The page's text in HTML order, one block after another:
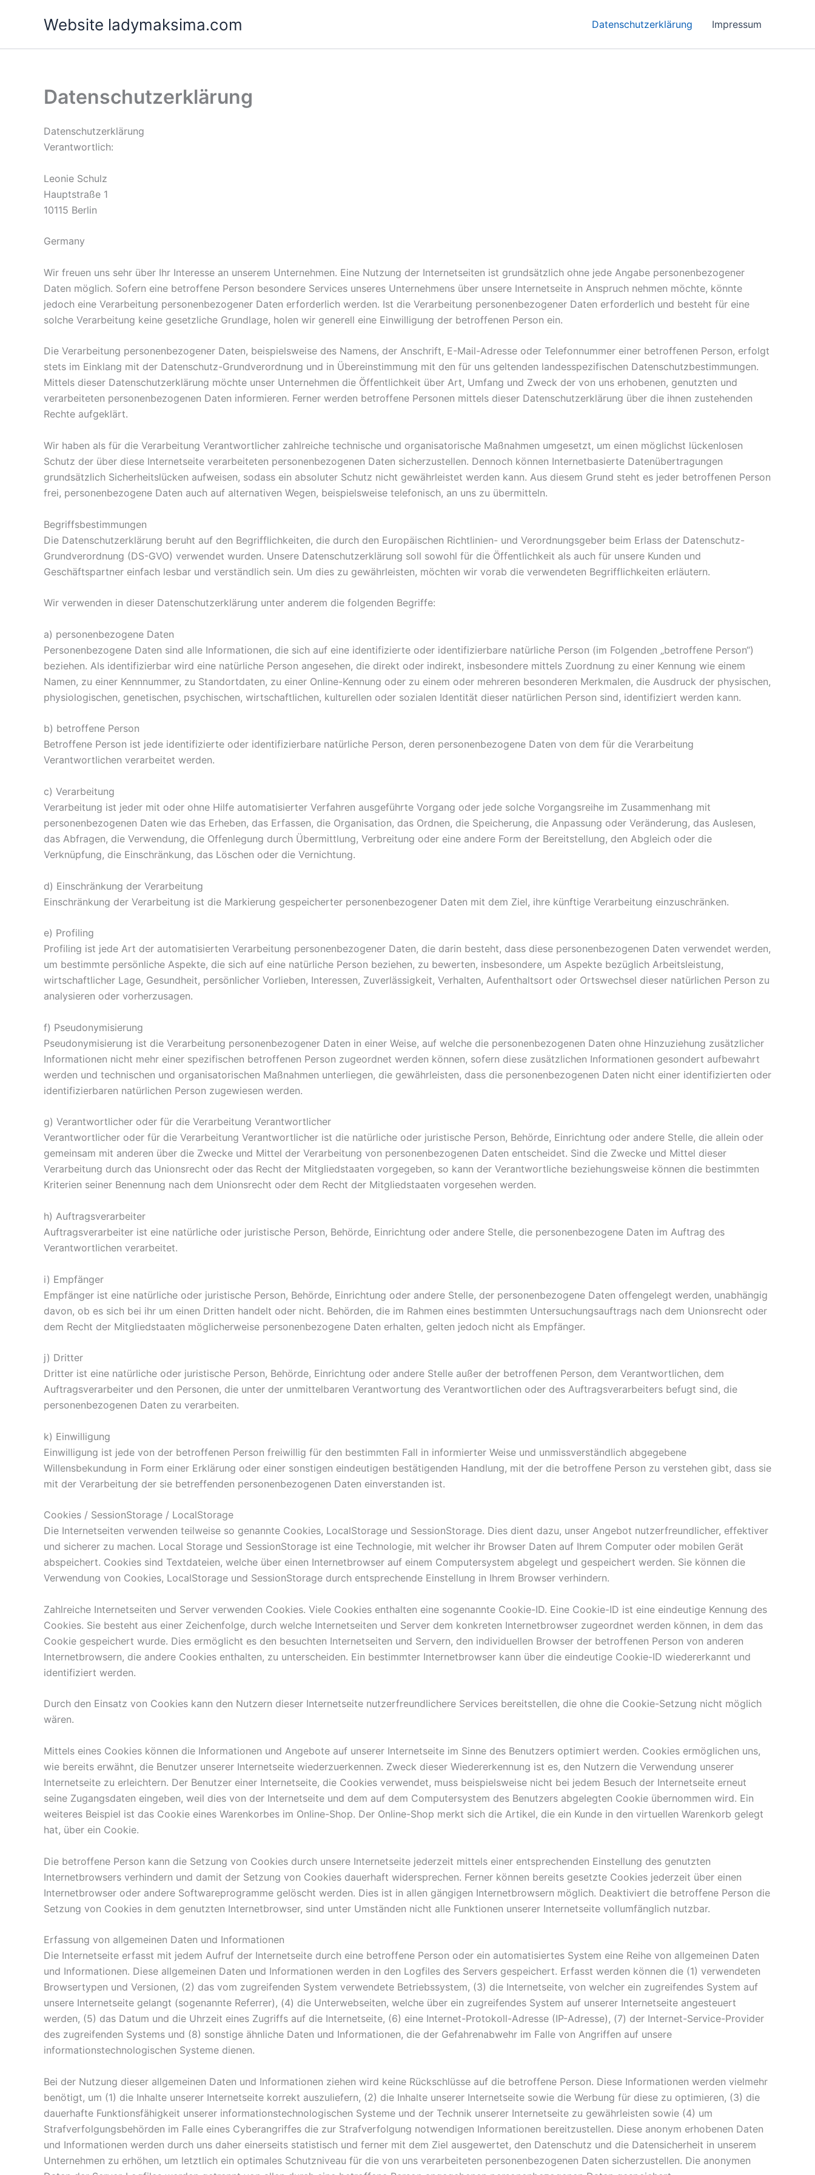
Website ladymaksima.com Datenschutzerklärung Impressum
Datenschutzerklärung
Datenschutzerklärung
Verantwortlich:
Leonie Schulz
Hauptstraße 1
10115 Berlin
Germany
Wir freuen uns sehr über Ihr Interesse an unserem Unternehmen. Eine Nutzung der Internetseiten ist grundsätzlich ohne jede Angabe personenbezogener
Daten möglich. Sofern eine betroffene Person besondere Services unseres Unternehmens über unsere Internetseite in Anspruch nehmen möchte, könnte
jedoch eine Verarbeitung personenbezogener Daten erforderlich werden. Ist die Verarbeitung personenbezogener Daten erforderlich und besteht für eine
solche Verarbeitung keine gesetzliche Grundlage, holen wir generell eine Einwilligung der betroffenen Person ein.
Die Verarbeitung personenbezogener Daten, beispielsweise des Namens, der Anschrift, E-Mail-Adresse oder Telefonnummer einer betroffenen Person, erfolgt
stets im Einklang mit der Datenschutz-Grundverordnung und in Übereinstimmung mit den für uns geltenden landesspezifischen Datenschutzbestimmungen.
Mittels dieser Datenschutzerklärung möchte unser Unternehmen die Öffentlichkeit über Art, Umfang und Zweck der von uns erhobenen, genutzten und
verarbeiteten personenbezogenen Daten informieren. Ferner werden betroffene Personen mittels dieser Datenschutzerklärung über die ihnen zustehenden
Rechte aufgeklärt.
Wir haben als für die Verarbeitung Verantwortlicher zahlreiche technische und organisatorische Maßnahmen umgesetzt, um einen möglichst lückenlosen
Schutz der über diese Internetseite verarbeiteten personenbezogenen Daten sicherzustellen. Dennoch können Internetbasierte Datenübertragungen
grundsätzlich Sicherheitslücken aufweisen, sodass ein absoluter Schutz nicht gewährleistet werden kann. Aus diesem Grund steht es jeder betroffenen Person
frei, personenbezogene Daten auch auf alternativen Wegen, beispielsweise telefonisch, an uns zu übermitteln.
Begriffsbestimmungen
Die Datenschutzerklärung beruht auf den Begrifflichkeiten, die durch den Europäischen Richtlinien- und Verordnungsgeber beim Erlass der Datenschutz-
Grundverordnung (DS-GVO) verwendet wurden. Unsere Datenschutzerklärung soll sowohl für die Öffentlichkeit als auch für unsere Kunden und
Geschäftspartner einfach lesbar und verständlich sein. Um dies zu gewährleisten, möchten wir vorab die verwendeten Begrifflichkeiten erläutern.
Wir verwenden in dieser Datenschutzerklärung unter anderem die folgenden Begriffe:
a) personenbezogene Daten
Personenbezogene Daten sind alle Informationen, die sich auf eine identifizierte oder identifizierbare natürliche Person (im Folgenden „betroffene Person“)
beziehen. Als identifizierbar wird eine natürliche Person angesehen, die direkt oder indirekt, insbesondere mittels Zuordnung zu einer Kennung wie einem
Namen, zu einer Kennnummer, zu Standortdaten, zu einer Online-Kennung oder zu einem oder mehreren besonderen Merkmalen, die Ausdruck der physischen,
physiologischen, genetischen, psychischen, wirtschaftlichen, kulturellen oder sozialen Identität dieser natürlichen Person sind, identifiziert werden kann.
b) betroffene Person
Betroffene Person ist jede identifizierte oder identifizierbare natürliche Person, deren personenbezogene Daten von dem für die Verarbeitung
Verantwortlichen verarbeitet werden.
c) Verarbeitung
Verarbeitung ist jeder mit oder ohne Hilfe automatisierter Verfahren ausgeführte Vorgang oder jede solche Vorgangsreihe im Zusammenhang mit
personenbezogenen Daten wie das Erheben, das Erfassen, die Organisation, das Ordnen, die Speicherung, die Anpassung oder Veränderung, das Auslesen,
das Abfragen, die Verwendung, die Offenlegung durch Übermittlung, Verbreitung oder eine andere Form der Bereitstellung, den Abgleich oder die
Verknüpfung, die Einschränkung, das Löschen oder die Vernichtung.
d) Einschränkung der Verarbeitung
Einschränkung der Verarbeitung ist die Markierung gespeicherter personenbezogener Daten mit dem Ziel, ihre künftige Verarbeitung einzuschränken.
e) Profiling
Profiling ist jede Art der automatisierten Verarbeitung personenbezogener Daten, die darin besteht, dass diese personenbezogenen Daten verwendet werden,
um bestimmte persönliche Aspekte, die sich auf eine natürliche Person beziehen, zu bewerten, insbesondere, um Aspekte bezüglich Arbeitsleistung,
wirtschaftlicher Lage, Gesundheit, persönlicher Vorlieben, Interessen, Zuverlässigkeit, Verhalten, Aufenthaltsort oder Ortswechsel dieser natürlichen Person zu
analysieren oder vorherzusagen.
f) Pseudonymisierung
Pseudonymisierung ist die Verarbeitung personenbezogener Daten in einer Weise, auf welche die personenbezogenen Daten ohne Hinzuziehung zusätzlicher
Informationen nicht mehr einer spezifischen betroffenen Person zugeordnet werden können, sofern diese zusätzlichen Informationen gesondert aufbewahrt
werden und technischen und organisatorischen Maßnahmen unterliegen, die gewährleisten, dass die personenbezogenen Daten nicht einer identifizierten oder
identifizierbaren natürlichen Person zugewiesen werden.
g) Verantwortlicher oder für die Verarbeitung Verantwortlicher
Verantwortlicher oder für die Verarbeitung Verantwortlicher ist die natürliche oder juristische Person, Behörde, Einrichtung oder andere Stelle, die allein oder
gemeinsam mit anderen über die Zwecke und Mittel der Verarbeitung von personenbezogenen Daten entscheidet. Sind die Zwecke und Mittel dieser
Verarbeitung durch das Unionsrecht oder das Recht der Mitgliedstaaten vorgegeben, so kann der Verantwortliche beziehungsweise können die bestimmten
Kriterien seiner Benennung nach dem Unionsrecht oder dem Recht der Mitgliedstaaten vorgesehen werden.
h) Auftragsverarbeiter
Auftragsverarbeiter ist eine natürliche oder juristische Person, Behörde, Einrichtung oder andere Stelle, die personenbezogene Daten im Auftrag des
Verantwortlichen verarbeitet.
i) Empfänger
Empfänger ist eine natürliche oder juristische Person, Behörde, Einrichtung oder andere Stelle, der personenbezogene Daten offengelegt werden, unabhängig
davon, ob es sich bei ihr um einen Dritten handelt oder nicht. Behörden, die im Rahmen eines bestimmten Untersuchungsauftrags nach dem Unionsrecht oder
dem Recht der Mitgliedstaaten möglicherweise personenbezogene Daten erhalten, gelten jedoch nicht als Empfänger.
j) Dritter
Dritter ist eine natürliche oder juristische Person, Behörde, Einrichtung oder andere Stelle außer der betroffenen Person, dem Verantwortlichen, dem
Auftragsverarbeiter und den Personen, die unter der unmittelbaren Verantwortung des Verantwortlichen oder des Auftragsverarbeiters befugt sind, die
personenbezogenen Daten zu verarbeiten.
k) Einwilligung
Einwilligung ist jede von der betroffenen Person freiwillig für den bestimmten Fall in informierter Weise und unmissverständlich abgegebene
Willensbekundung in Form einer Erklärung oder einer sonstigen eindeutigen bestätigenden Handlung, mit der die betroffene Person zu verstehen gibt, dass sie
mit der Verarbeitung der sie betreffenden personenbezogenen Daten einverstanden ist.
Cookies / SessionStorage / LocalStorage
Die Internetseiten verwenden teilweise so genannte Cookies, LocalStorage und SessionStorage. Dies dient dazu, unser Angebot nutzerfreundlicher, effektiver
und sicherer zu machen. Local Storage und SessionStorage ist eine Technologie, mit welcher ihr Browser Daten auf Ihrem Computer oder mobilen Gerät
abspeichert. Cookies sind Textdateien, welche über einen Internetbrowser auf einem Computersystem abgelegt und gespeichert werden. Sie können die
Verwendung von Cookies, LocalStorage und SessionStorage durch entsprechende Einstellung in Ihrem Browser verhindern.
Zahlreiche Internetseiten und Server verwenden Cookies. Viele Cookies enthalten eine sogenannte Cookie-ID. Eine Cookie-ID ist eine eindeutige Kennung des
Cookies. Sie besteht aus einer Zeichenfolge, durch welche Internetseiten und Server dem konkreten Internetbrowser zugeordnet werden können, in dem das
Cookie gespeichert wurde. Dies ermöglicht es den besuchten Internetseiten und Servern, den individuellen Browser der betroffenen Person von anderen
Internetbrowsern, die andere Cookies enthalten, zu unterscheiden. Ein bestimmter Internetbrowser kann über die eindeutige Cookie-ID wiedererkannt und
identifiziert werden.
Durch den Einsatz von Cookies kann den Nutzern dieser Internetseite nutzerfreundlichere Services bereitstellen, die ohne die Cookie-Setzung nicht möglich
wären.
Mittels eines Cookies können die Informationen und Angebote auf unserer Internetseite im Sinne des Benutzers optimiert werden. Cookies ermöglichen uns,
wie bereits erwähnt, die Benutzer unserer Internetseite wiederzuerkennen. Zweck dieser Wiedererkennung ist es, den Nutzern die Verwendung unserer
Internetseite zu erleichtern. Der Benutzer einer Internetseite, die Cookies verwendet, muss beispielsweise nicht bei jedem Besuch der Internetseite erneut
seine Zugangsdaten eingeben, weil dies von der Internetseite und dem auf dem Computersystem des Benutzers abgelegten Cookie übernommen wird. Ein
weiteres Beispiel ist das Cookie eines Warenkorbes im Online-Shop. Der Online-Shop merkt sich die Artikel, die ein Kunde in den virtuellen Warenkorb gelegt
hat, über ein Cookie.
Die betroffene Person kann die Setzung von Cookies durch unsere Internetseite jederzeit mittels einer entsprechenden Einstellung des genutzten
Internetbrowsers verhindern und damit der Setzung von Cookies dauerhaft widersprechen. Ferner können bereits gesetzte Cookies jederzeit über einen
Internetbrowser oder andere Softwareprogramme gelöscht werden. Dies ist in allen gängigen Internetbrowsern möglich. Deaktiviert die betroffene Person die
Setzung von Cookies in dem genutzten Internetbrowser, sind unter Umständen nicht alle Funktionen unserer Internetseite vollumfänglich nutzbar.
Erfassung von allgemeinen Daten und Informationen
Die Internetseite erfasst mit jedem Aufruf der Internetseite durch eine betroffene Person oder ein automatisiertes System eine Reihe von allgemeinen Daten
und Informationen. Diese allgemeinen Daten und Informationen werden in den Logfiles des Servers gespeichert. Erfasst werden können die (1) verwendeten
Browsertypen und Versionen, (2) das vom zugreifenden System verwendete Betriebssystem, (3) die Internetseite, von welcher ein zugreifendes System auf
unsere Internetseite gelangt (sogenannte Referrer), (4) die Unterwebseiten, welche über ein zugreifendes System auf unserer Internetseite angesteuert
werden, (5) das Datum und die Uhrzeit eines Zugriffs auf die Internetseite, (6) eine Internet-Protokoll-Adresse (IP-Adresse), (7) der Internet-Service-Provider
des zugreifenden Systems und (8) sonstige ähnliche Daten und Informationen, die der Gefahrenabwehr im Falle von Angriffen auf unsere
informationstechnologischen Systeme dienen.
Bei der Nutzung dieser allgemeinen Daten und Informationen ziehen wird keine Rückschlüsse auf die betroffene Person. Diese Informationen werden vielmehr
benötigt, um (1) die Inhalte unserer Internetseite korrekt auszuliefern, (2) die Inhalte unserer Internetseite sowie die Werbung für diese zu optimieren, (3) die
dauerhafte Funktionsfähigkeit unserer informationstechnologischen Systeme und der Technik unserer Internetseite zu gewährleisten sowie (4) um
Strafverfolgungsbehörden im Falle eines Cyberangriffes die zur Strafverfolgung notwendigen Informationen bereitzustellen. Diese anonym erhobenen Daten
und Informationen werden durch uns daher einerseits statistisch und ferner mit dem Ziel ausgewertet, den Datenschutz und die Datensicherheit in unserem
Unternehmen zu erhöhen, um letztlich ein optimales Schutzniveau für die von uns verarbeiteten personenbezogenen Daten sicherzustellen. Die anonymen